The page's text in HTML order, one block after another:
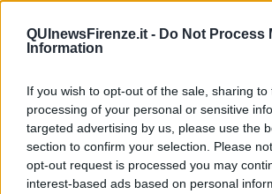
QUInewsFirenze.it - Do Not Process
Information
If you wish to opt-out of the sale, sharing
processing of your personal or sensitive
targeted advertising by us, please use the
section to confirm your selection. Please
opt-out request is processed you may
interest-based ads based on personal
Il progetto è stato illustrato nella sede del
Toscana di palazzo Panciatichi alla presenza
Consiglio regionale Eugenio Giani , della
presidente della Federazione italiana cuochi
vicepresidente vicario di Fipe Confcommercio
Confcommercio Toscana Aldo Cursano oltre
di Coldiretti Firenze/Prato Andrea Landini.